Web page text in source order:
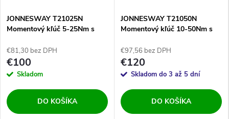
JONNESWAY T21025N
Momentový kľúč 5-25Nm s
€81,30 bez DPH
€100
Skladom
DO KOŠÍKA
JONNESWAY T21050N
Momentový kľúč 10-50Nm s
€97,56 bez DPH
€120
Skladom do 3 až 5 dní
DO KOŠÍKA